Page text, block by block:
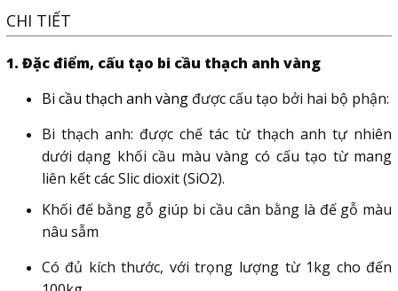
CHI TIẾT
1. Đặc điểm, cấu tạo bi cầu thạch anh vàng
Bi cầu thạch anh vàngđược cấu tạo bởi hai bộ phận:
Bi thạch anh: được chế tác từ thạch anh tự nhiên
dưới dạng khối cầu màu vàng có cấu tạo từ mang
liên kết các Slic dioxit (SiO2).
Khối đế bằng gỗ giúp bi cầu cân bằng là đế gỗ màu
nâu sẫm
Có đủ kích thước, với trọng lượng từ 1kg cho đến